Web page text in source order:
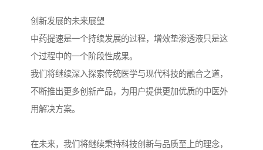
创新发展的未来展望
中药提速是一个持续发展的过程，增效垫渗透液只是这
个过程中的一个阶段性成果。
我们将继续深入探索传统医学与现代科技的融合之道，
不断推出更多创新产品，为用户提供更加优质的中医外
用解决方案。
在未来，我们将继续秉持科技创新与品质至上的理念，